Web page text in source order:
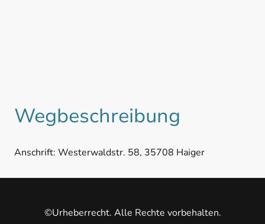
Wegbeschreibung
Anschrift: Westerwaldstr. 58, 35708 Haiger
©Urheberrecht. Alle Rechte vorbehalten.